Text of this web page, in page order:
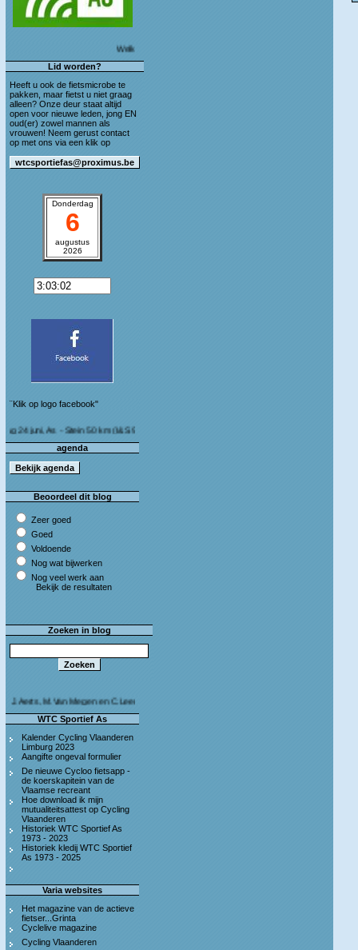
Welkom op de blog van WTC Sportief As!
Lid worden?
Heeft u ook de fietsmicrobe te
pakken, maar fietst u niet graag
alleen? Onze deur staat altijd
open voor nieuwe leden, jong EN
oud(er) zowel mannen als
vrouwen! Neem gerust contact
op met ons via een klik op
Donderdag
6
augustus
2026
¨Klik op logo facebook"
As - Stein 50 km (I&S 9u - 10u30) Café Bij die van ons As
agenda
Beoordeel dit blog
Zeer goed
Goed
Voldoende
Nog wat bijwerken
Nog veel werk aan
Bekijk de resultaten
Zoeken in blog
Megen en C.Leeman - Van harte proficiat!
WTC Sportief As
Kalender Cycling Vlaanderen
Limburg 2023
Aangifte ongeval formulier
De nieuwe Cycloo fietsapp -
de koerskapitein van de
Vlaamse recreant
Hoe download ik mijn
mutualiteitsattest op Cycling
Vlaanderen
Historiek WTC Sportief As
1973 - 2023
Historiek kledij WTC Sportief
As 1973 - 2025
Varia websites
Het magazine van de actieve
fietser...Grinta
Cyclelive magazine
Cycling Vlaanderen